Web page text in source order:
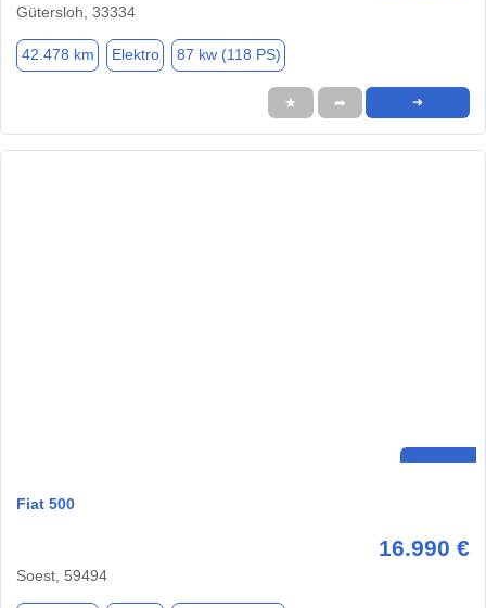
Gütersloh, 33334
42.478 km Elektro 87 kw (118 PS)
★ ➦ ➜
Fiat 500
16.990 €
Soest, 59494